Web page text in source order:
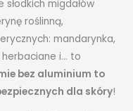
migdałów
roślinną,
mandarynka,
herbaciane i… to
bez aluminium to
dla skóry!